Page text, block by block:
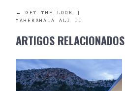
POST
NAVIGATION
←
GET THE LOOK |
MAHERSHALA ALI II
ARTIGOS RELACIONADOS